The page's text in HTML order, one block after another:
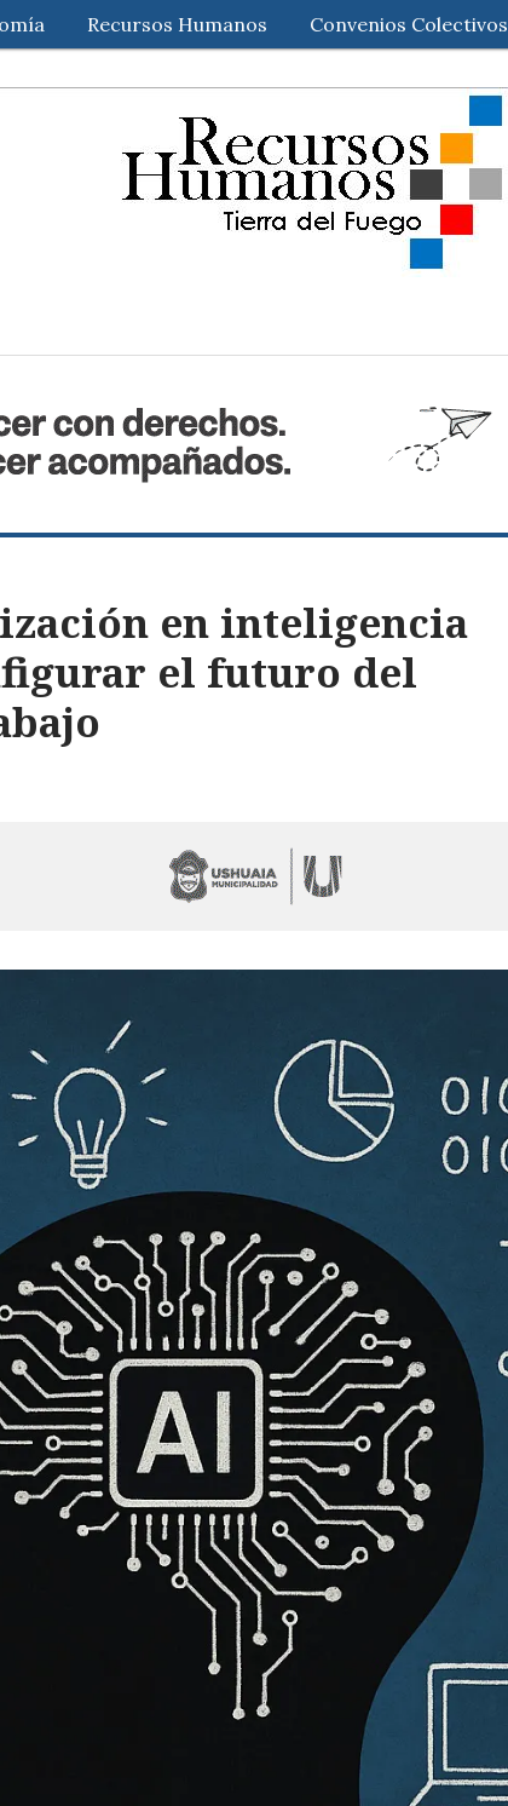
Recursos Humanos Convenios Colectivos
en inteligencia
el futuro del